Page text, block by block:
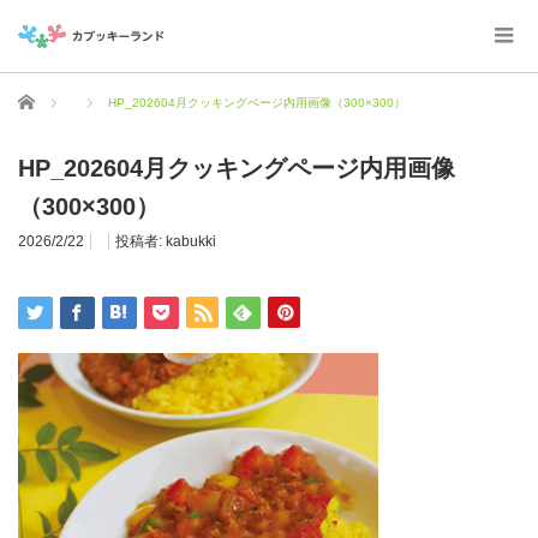
ホーム HP_202604月クッキングページ内用画像（300×300）
HP_202604月クッキングページ内用画像
（300×300）
2026/2/22 投稿者: kabukki